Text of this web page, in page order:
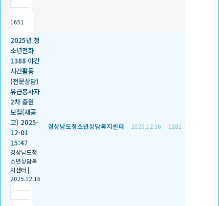
1651
2025년 청
소년전화
1388 야간
시간활동
(전문상담)
유급봉사자
2차 충원
모집(재공
고) 2025-
12-01
15:47
경상남도청
소년상담복
지센터 |
2025.12.16
|
경상남도청소년상담복지센터 2025.12.16 1281